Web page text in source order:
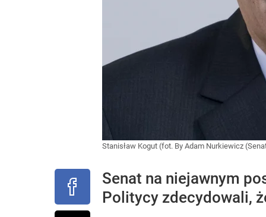
Stanisław Kogut (fot. By Adam Nurkiewicz
Senat na niejawnym
Politycy zdecydowali,